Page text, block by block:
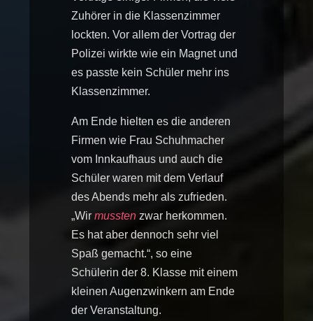
Zuhörer in die Klassenzimmer
lockten. Vor allem der Vortrag der
Polizei wirkte wie ein Magnet und
es passte kein Schüler mehr ins
Klassenzimmer.
Am Ende hielten es die anderen
Firmen wie Frau Schuhmacher
vom Innkaufhaus und auch die
Schüler waren mit dem Verlauf
des Abends mehr als zufrieden.
„Wir mussten zwar herkommen.
Es hat aber dennoch sehr viel
Spaß gemacht.“, so eine
Schülerin der 8. Klasse mit einem
kleinen Augenzwinkern am Ende
der Veranstaltung.